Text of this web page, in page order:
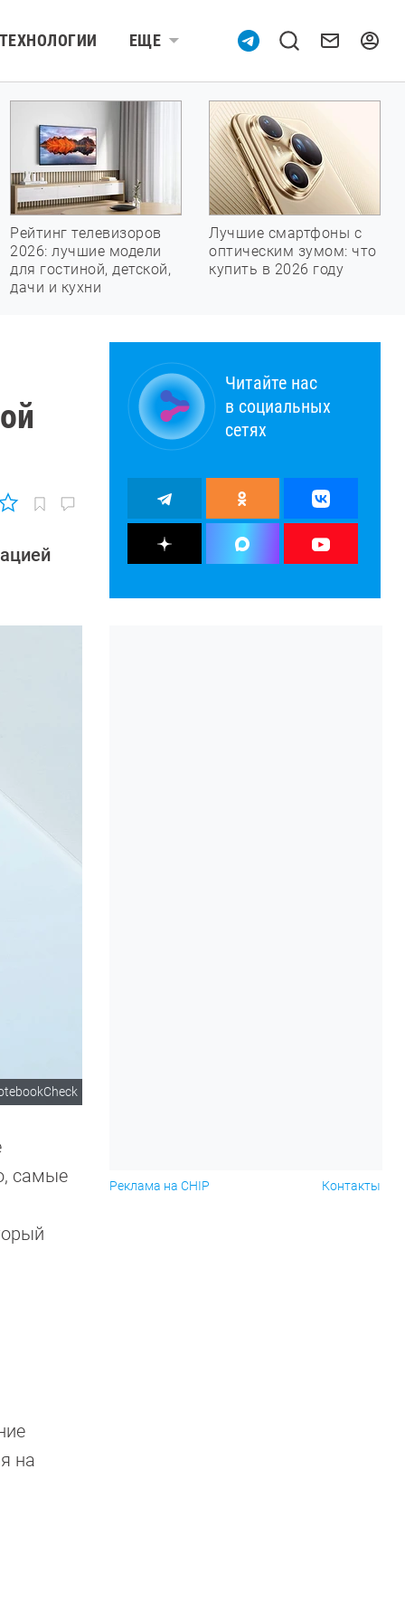
ТЕХНОЛОГИИ ЕЩЕ
Рейтинг телевизоров
2026: лучшие модели
для гостиной, детской,
дачи и кухни
Лучшие смартфоны с
оптическим зумом: что
купить в 2026 году
самые
на
Читайте нас
в социальных
сетях
Реклама на CHIP Контакты